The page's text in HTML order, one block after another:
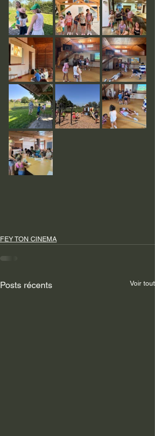
FEY TON CINEMA
Posts récents Voir tout